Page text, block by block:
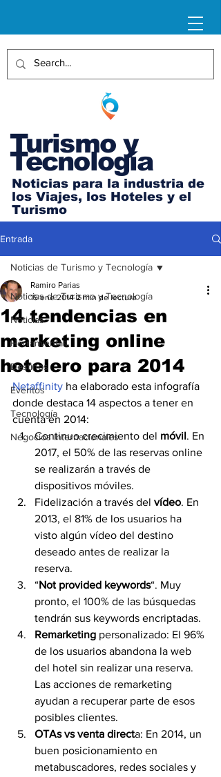
Turismo y
Tecnología
Noticias para la industria de
los Viajes, los Hoteles y el
Turismo
Entrada
Noticias de Turismo y Tecnología
Noticias
Herramientas
Destinos
Eventos
Tecnología
Negocios Internacionales
Noticias de Turismo y Tecnología
14 tendencias en
marketing online
hotelero para 2014
Ramiro Parias
15 ene 2014 2 min de lectura
Netaffinity ha elaborado esta infografía
donde destaca 14 aspectos a tener en
cuenta en 2014:
Continuo crecimiento del móvil. En
2017, el 50% de las reservas online
se realizarán a través de
dispositivos móviles.
Fidelización a través del vídeo. En
2013, el 81% de los usuarios ha
visto algún vídeo del destino
deseado antes de realizar la
reserva.
“Not provided keywords“. Muy
pronto, el 100% de las búsquedas
tendrán sus keywords encriptadas.
Remarketing personalizado: El 96%
de los usuarios abandona la web
del hotel sin realizar una reserva.
Las acciones de remarketing
ayudan a recuperar parte de esos
posibles clientes.
OTAs vs venta directa: En 2014, un
buen posicionamiento en
metabuscadores, redes sociales y